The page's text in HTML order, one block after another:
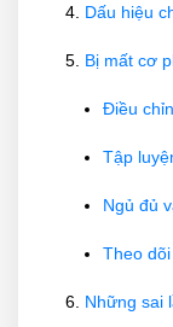
Dấu hiệu
Bị mất cơ
Điều
Tập
Ngủ đủ
Theo
Những sai